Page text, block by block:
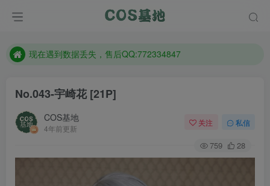
现在遇到数据丢失，售后QQ:772334847
防失联：百度搜索《趣画刊》，实时查看最新站点。
No.043-宇崎花 [21P]
COS基地
4年前更新
关注 私信
759 28